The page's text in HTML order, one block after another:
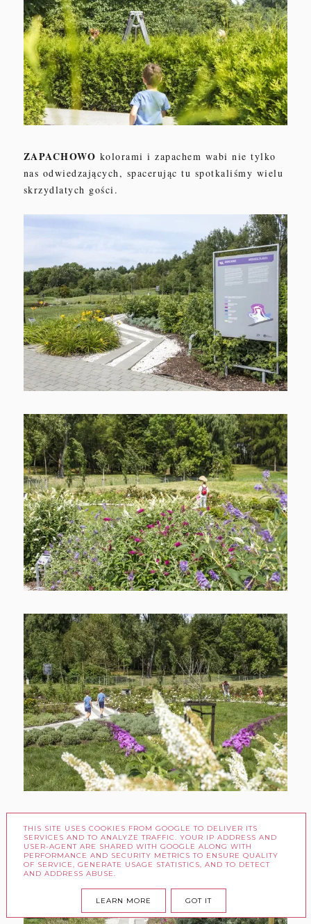
ZAPACHOWO kolorami i zapachem wabi nie tylko
nas odwiedzających, spacerując tu spotkaliśmy wielu
skrzydlatych gości.
THIS SITE USES COOKIES FROM GOOGLE TO DELIVER ITS
SERVICES AND TO ANALYZE TRAFFIC. YOUR IP ADDRESS AND
USER-AGENT ARE SHARED WITH GOOGLE ALONG WITH
PERFORMANCE AND SECURITY METRICS TO ENSURE QUALITY
OF SERVICE, GENERATE USAGE STATISTICS, AND TO DETECT
AND ADDRESS ABUSE.
LEARN MORE GOT IT